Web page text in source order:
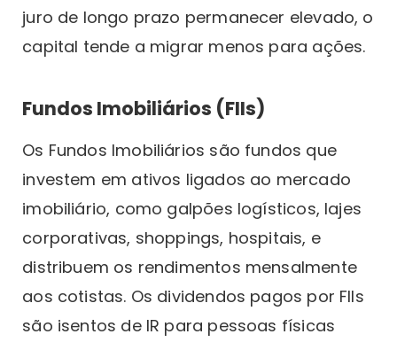
juro de longo prazo permanecer elevado, o
capital tende a migrar menos para ações.
Fundos Imobiliários (FIIs)
Os Fundos Imobiliários são fundos que
investem em ativos ligados ao mercado
imobiliário, como galpões logísticos, lajes
corporativas, shoppings, hospitais, e
distribuem os rendimentos mensalmente
aos cotistas. Os dividendos pagos por FIIs
são isentos de IR para pessoas físicas